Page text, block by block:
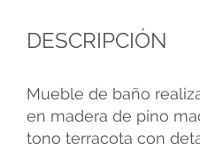
DESCRIPCIÓN
Mueble de baño
en madera de pino
tono terracota con